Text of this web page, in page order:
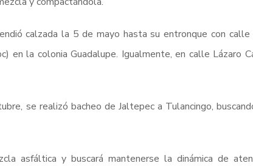
calzada la 5 de mayo hasta su entronque con
en la colonia Guadalupe. Igualmente, en calle Lázaro
se realizó bacheo de Jaltepec a Tulancingo,
asfáltica y buscará mantenerse la dinámica de